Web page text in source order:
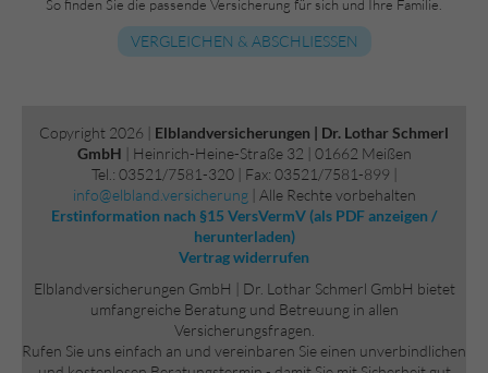
So finden Sie die passende Versicherung für sich und Ihre Familie.
VERGLEICHEN & ABSCHLIESSEN
Copyright 2026 | Elblandversicherungen | Dr. Lothar Schmerl
GmbH | Heinrich-Heine-Straße 32 | 01662 Meißen
Tel.: 03521/7581-320 | Fax: 03521/7581-899 |
info@elbland.versicherung| Alle Rechte vorbehalten
Erstinformation nach §15 VersVermV (als PDF anzeigen /
herunterladen)
Vertrag widerrufen
Elblandversicherungen GmbH | Dr. Lothar Schmerl GmbH bietet
umfangreiche Beratung und Betreuung in allen
Versicherungsfragen.
Rufen Sie uns einfach an und vereinbaren Sie einen unverbindlichen